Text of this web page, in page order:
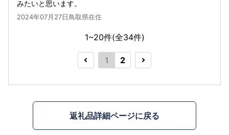
みたいと思います。
2024年07月27日鳥取県在住
1~20件(全34件)
1 2
返礼品詳細ページに戻る